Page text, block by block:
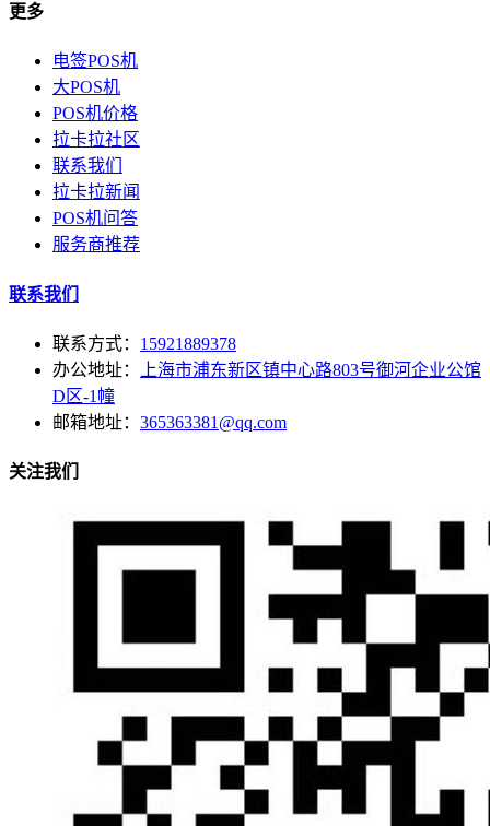
更多
电签POS机
大POS机
POS机价格
拉卡拉社区
联系我们
拉卡拉新闻
POS机问答
服务商推荐
联系我们
联系方式： 15921889378
办公地址：
上海市浦东新区镇中心路803号御河企业公馆
D区-1幢
邮箱地址： 365363381@qq.com
关注我们